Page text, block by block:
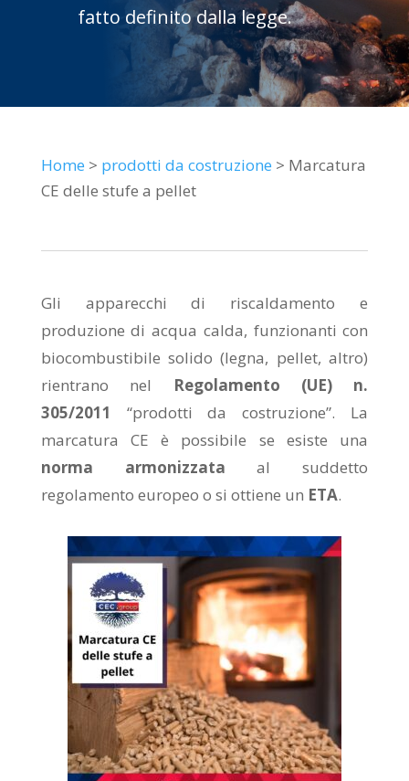
fatto definito dalla legge.
Home > prodotti da costruzione > Marcatura
CE delle stufe a pellet
Gli apparecchi di riscaldamento e
produzione di acqua calda, funzionanti con
biocombustibile solido (legna, pellet, altro)
rientrano nel
Regolamento (UE) n.
305/2011
“prodotti da costruzione”. La
marcatura CE è possibile se esiste una
norma armonizzata al suddetto
regolamento europeo o si ottiene un ETA.